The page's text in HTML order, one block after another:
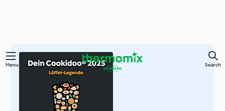
Skip
Menu Search